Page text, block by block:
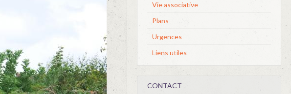
Vie associative
Plans
Urgences
Liens utiles
CONTACT